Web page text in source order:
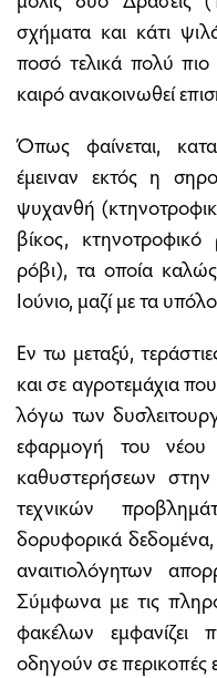
σχήµατα και κάτι
ποσό τελικά πολύ
καιρό ανακοινωθεί
Όπως φαίνεται,
έµειναν εκτός η
ψυχανθή
βίκος, κτηνοτροφικό
ρόβι), τα οποία
Ιούνιο, µαζί µε τα
Εν τω µεταξύ,
και σε αγροτεµάχια
λόγω των
εφαρµογή του
καθυστερήσεων
τεχνικών
δορυφορικά
αναιτιολόγητων
Σύµφωνα µε τις
φακέλων εµφανίζει
οδηγούν σε περικοπές